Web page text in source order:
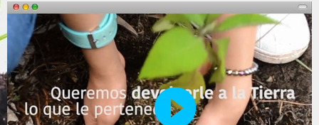
play_circle_filled